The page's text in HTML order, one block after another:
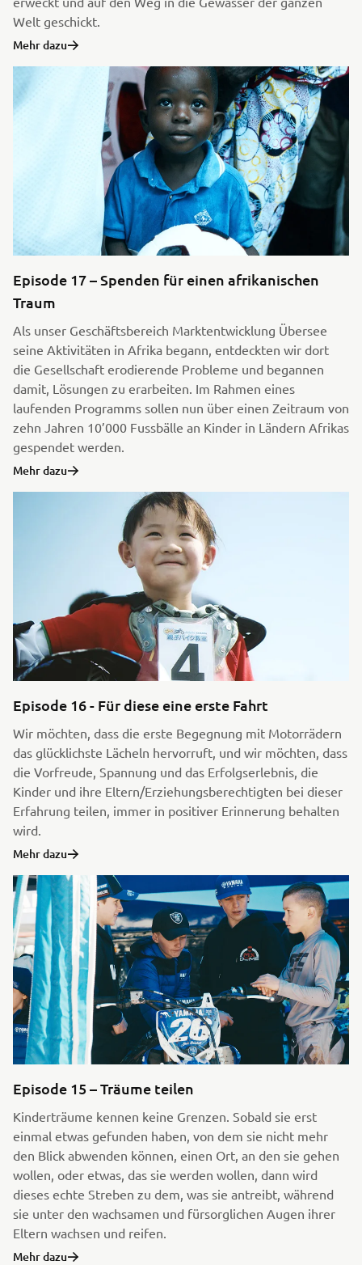
Welt geschickt.
Mehr dazu
Episode 17 – Spenden für einen afrikanischen
Traum
Als unser Geschäftsbereich Marktentwicklung Übersee
seine Aktivitäten in Afrika begann, entdeckten wir dort
die Gesellschaft erodierende Probleme und begannen
damit, Lösungen zu erarbeiten. Im Rahmen eines
laufenden Programms sollen nun über einen Zeitraum von
zehn Jahren 10’000 Fussbälle an Kinder in Ländern Afrikas
gespendet werden.
Mehr dazu
Episode 16 - Für diese eine erste Fahrt
Wir möchten, dass die erste Begegnung mit Motorrädern
das glücklichste Lächeln hervorruft, und wir möchten, dass
die Vorfreude, Spannung und das Erfolgserlebnis, die
Kinder und ihre Eltern/Erziehungsberechtigten bei dieser
Erfahrung teilen, immer in positiver Erinnerung behalten
wird.
Mehr dazu
Episode 15 – Träume teilen
Kinderträume kennen keine Grenzen. Sobald sie erst
einmal etwas gefunden haben, von dem sie nicht mehr
den Blick abwenden können, einen Ort, an den sie gehen
wollen, oder etwas, das sie werden wollen, dann wird
dieses echte Streben zu dem, was sie antreibt, während
sie unter den wachsamen und fürsorglichen Augen ihrer
Eltern wachsen und reifen.
Mehr dazu